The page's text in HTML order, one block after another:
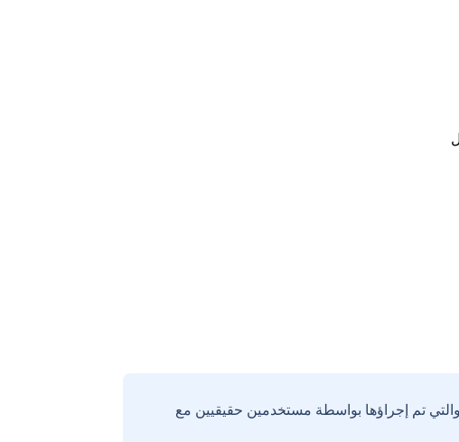
تم إجراؤها بواسطة مستخدمين حقيقيين مع